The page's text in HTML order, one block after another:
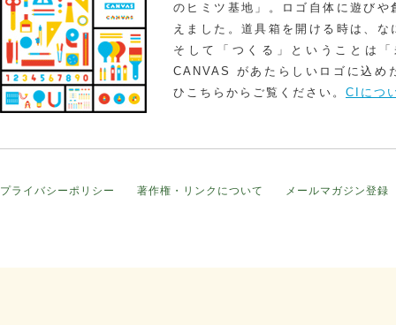
のヒミツ基地」。ロゴ自体に遊び
えました。道具箱を開ける時は、
そして「つくる」ということは
CANVAS があたらしいロゴに込め
ひこちらからご覧ください。 CIにつ
プライバシーポリシー 著作権・リンクについて メールマガジン登録